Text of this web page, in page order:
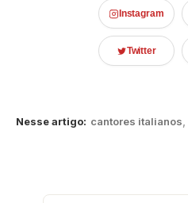
Instagram
Twitter
Nesse artigo: cantores italianos